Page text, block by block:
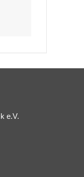
e.V.